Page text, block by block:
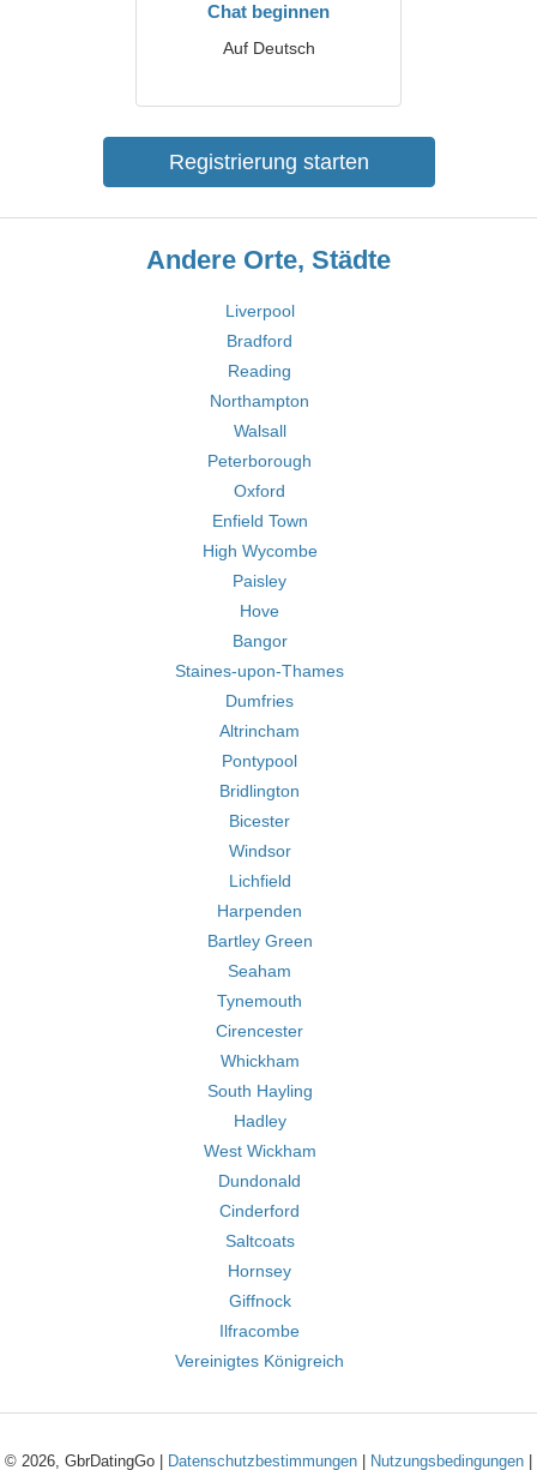
Chat beginnen
Auf Deutsch
Registrierung starten
Andere Orte, Städte
Liverpool
Bradford
Reading
Northampton
Walsall
Peterborough
Oxford
Enfield Town
High Wycombe
Paisley
Hove
Bangor
Staines-upon-Thames
Dumfries
Altrincham
Pontypool
Bridlington
Bicester
Windsor
Lichfield
Harpenden
Bartley Green
Seaham
Tynemouth
Cirencester
Whickham
South Hayling
Hadley
West Wickham
Dundonald
Cinderford
Saltcoats
Hornsey
Giffnock
Ilfracombe
Vereinigtes Königreich
© 2026, GbrDatingGo | Datenschutzbestimmungen Nutzungsbedingungen